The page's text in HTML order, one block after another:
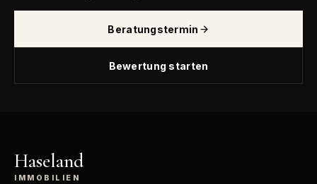
Beratungstermin
Bewertung starten
Haseland
IMMOBILIEN